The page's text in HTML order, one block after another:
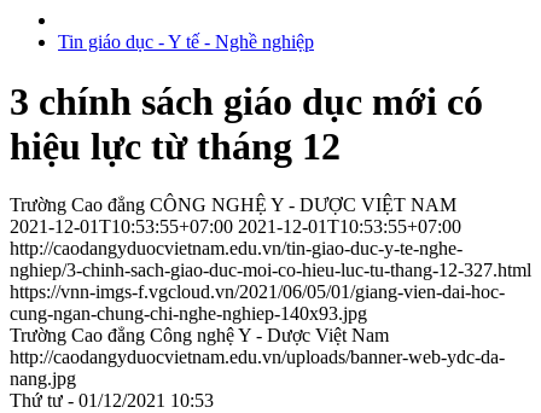
Tin giáo dục - Y tế - Nghề nghiệp
3 chính sách giáo dục mới có
hiệu lực từ tháng 12
Trường Cao đẳng CÔNG NGHỆ Y - DƯỢC VIỆT NAM
2021-12-01T10:53:55+07:00 2021-12-01T10:53:55+07:00
http://caodangyduocvietnam.edu.vn/tin-giao-duc-y-te-nghe-
nghiep/3-chinh-sach-giao-duc-moi-co-hieu-luc-tu-thang-12-327.html
https://vnn-imgs-f.vgcloud.vn/2021/06/05/01/giang-vien-dai-hoc-
cung-ngan-chung-chi-nghe-nghiep-140x93.jpg
Trường Cao đẳng Công nghệ Y - Dược Việt Nam
http://caodangyduocvietnam.edu.vn/uploads/banner-web-ydc-da-
nang.jpg
Thứ tư - 01/12/2021 10:53